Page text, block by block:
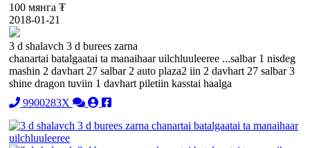
100 мянга ₮
2018-01-21
3 d shalavch 3 d burees zarna
chanartai batalgaatai ta manaihaar uilchluuleeree ...salbar 1 nisdeg
mashin 2 davhart 27 salbar 2 auto plaza2 iin 2 davhart 27 salbar 3
shine dragon tuviin 1 davhart piletiin kasstai haalga
9900283X